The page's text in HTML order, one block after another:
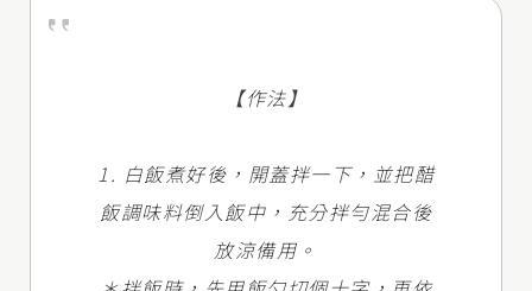
【作法】
1. 白飯煮好後，開蓋拌一下，並把醋
飯調味料倒入飯中，充分拌勻混合後
放涼備用。